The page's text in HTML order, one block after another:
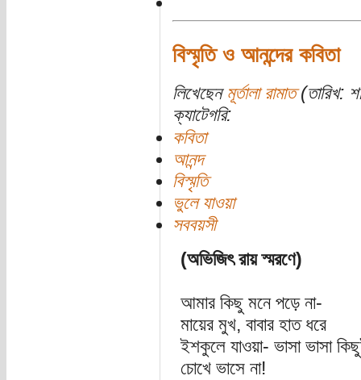
বিস্মৃতি ও আনন্দের কবিতা
লিখেছেন মূর্তালা রামাত(তারিখ:
ক্যাটেগরি:
কবিতা
আনন্দ
বিস্মৃতি
ভুলে যাওয়া
সববয়সী
(অভিজিৎ রায় স্মরণে)
আমার কিছু মনে পড়ে না-
মায়ের মুখ, বাবার হাত ধরে
ইশকুলে যাওয়া- ভাসা ভাসা
চোখে ভাসে না!